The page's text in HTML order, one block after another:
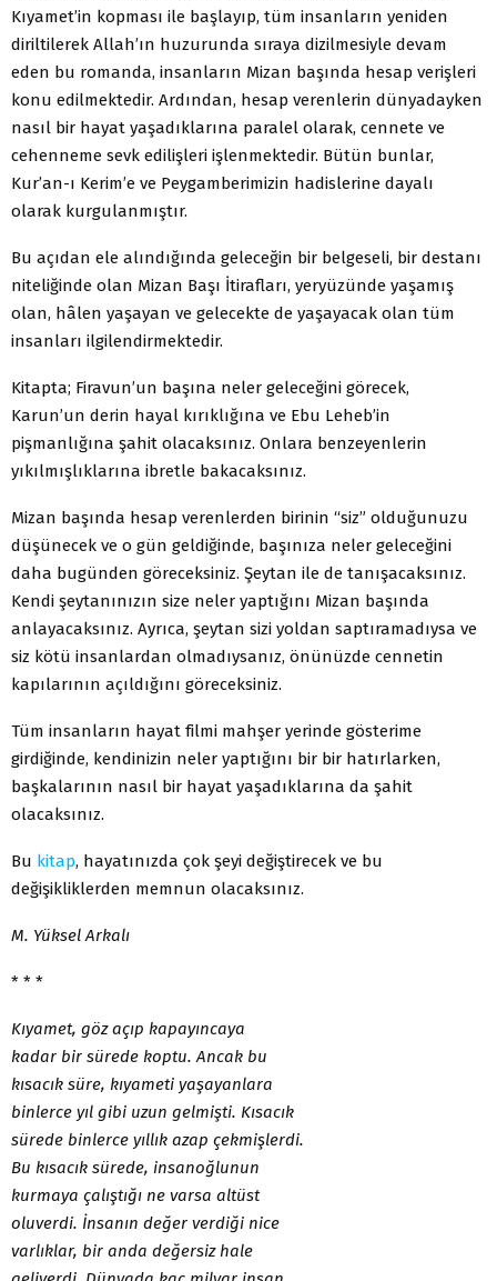
Kıyamet’in kopması ile başlayıp, tüm insanların yeniden
diriltilerek Allah’ın huzurunda sıraya dizilmesiyle devam
eden bu romanda, insanların Mizan başında hesap verişleri
konu edilmektedir. Ardından, hesap verenlerin dünyadayken
nasıl bir hayat yaşadıklarına paralel olarak, cennete ve
cehenneme sevk edilişleri işlenmektedir. Bütün bunlar,
Kur’an-ı Kerim’e ve Peygamberimizin hadislerine dayalı
olarak kurgulanmıştır.
Bu açıdan ele alındığında geleceğin bir belgeseli, bir destanı
niteliğinde olan Mizan Başı İtirafları, yeryüzünde yaşamış
olan, hâlen yaşayan ve gelecekte de yaşayacak olan tüm
insanları ilgilendirmektedir.
Kitapta; Firavun’un başına neler geleceğini görecek,
Karun’un derin hayal kırıklığına ve Ebu Leheb’in
pişmanlığına şahit olacaksınız. Onlara benzeyenlerin
yıkılmışlıklarına ibretle bakacaksınız.
Mizan başında hesap verenlerden birinin “siz” olduğunuzu
düşünecek ve o gün geldiğinde, başınıza neler geleceğini
daha bugünden göreceksiniz. Şeytan ile de tanışacaksınız.
Kendi şeytanınızın size neler yaptığını Mizan başında
anlayacaksınız. Ayrıca, şeytan sizi yoldan saptıramadıysa ve
siz kötü insanlardan olmadıysanız, önünüzde cennetin
kapılarının açıldığını göreceksiniz.
Tüm insanların hayat filmi mahşer yerinde gösterime
girdiğinde, kendinizin neler yaptığını bir bir hatırlarken,
başkalarının nasıl bir hayat yaşadıklarına da şahit
olacaksınız.
Bu kitap, hayatınızda çok şeyi değiştirecek ve bu
değişikliklerden memnun olacaksınız.
M. Yüksel Arkalı
* * *
Kıyamet, göz açıp kapayıncaya
kadar bir sürede koptu. Ancak bu
kısacık süre, kıyameti yaşayanlara
binlerce yıl gibi uzun gelmişti. Kısacık
sürede binlerce yıllık azap çekmişlerdi.
Bu kısacık sürede, insanoğlunun
kurmaya çalıştığı ne varsa altüst
oluverdi. İnsanın değer verdiği nice
varlıklar, bir anda değersiz hale